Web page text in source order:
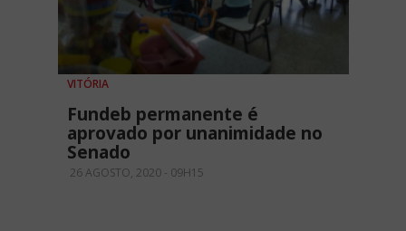
VITÓRIA
Fundeb permanente é
aprovado por unanimidade no
Senado
26 AGOSTO, 2020 - 09H15